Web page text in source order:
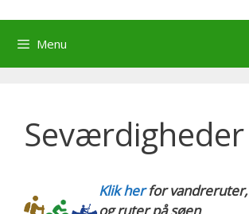
Menu
Seværdigheder
Klik her for